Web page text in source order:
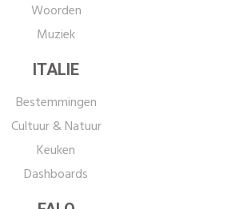
Woorden
Muziek
ITALIE
Bestemmingen
Cultuur & Natuur
Keuken
Dashboards